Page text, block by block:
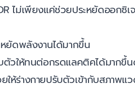
ไม่เพียงแค่ช่วยประหยัดออกซิ
ยัดพลังงานได้มากขึ้น
ตัวให้ทนต่อกรดแลคติคได้มากขึ้
ห้ร่างกายปรับตัวเข้ากับสภาพแ